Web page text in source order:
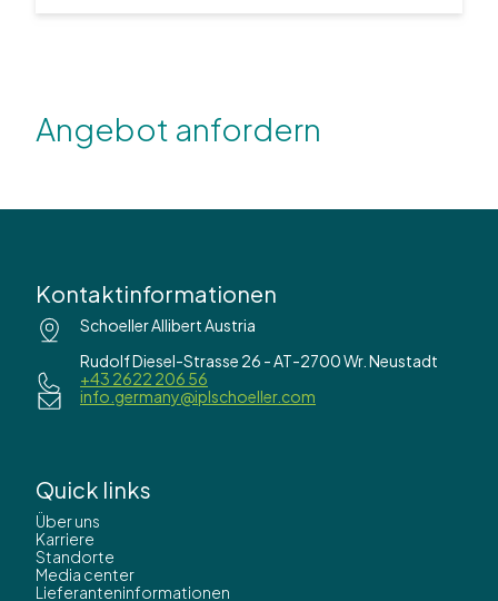
Angebot anfordern
Kontaktinformationen
Schoeller Allibert Austria
Rudolf Diesel-Strasse 26 - AT-2700 Wr. Neustadt
+43 2622 206 56
info.germany@iplschoeller.com
Quick links
Über uns
Karriere
Standorte
Media center
Lieferanteninformationen